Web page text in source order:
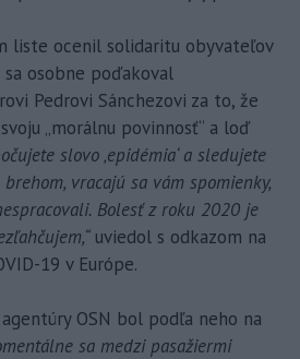
liste ocenil solidaritu obyvateľov
osobne poďakoval
Pedrovi Sánchezovi za to, že
„morálnu povinnosť“ a loď
slovo ‚epidémia‘ a sledujete
vracajú sa vám spomienky,
Bolesť z roku 2020 je
uviedol s odkazom na
19 v Európe.
OSN bol podľa neho na
sa medzi pasažiermi